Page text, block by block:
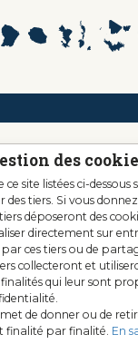
des
ce site listées ci-
des tiers. Si vous
déposeront des
directement sur
ces tiers ou de
collecteront et
qui leur sont
de donner ou de
finalité par finalité. En